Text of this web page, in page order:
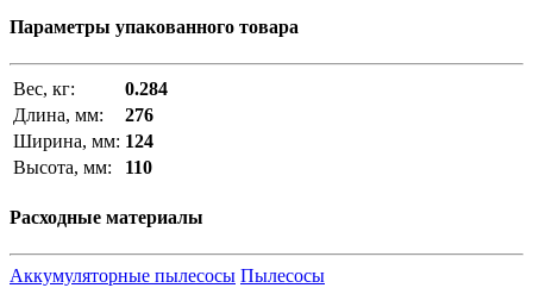
Параметры упакованного товара
Вес, кг:
0.284
Длина, мм:
276
Ширина, мм: 124
Высота, мм:
110
Расходные материалы
Аккумуляторные пылесосы Пылесосы